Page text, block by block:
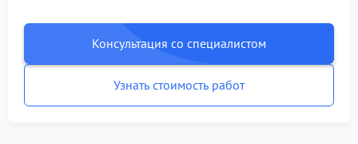
Консультация со специалистом
Узнать стоимость работ